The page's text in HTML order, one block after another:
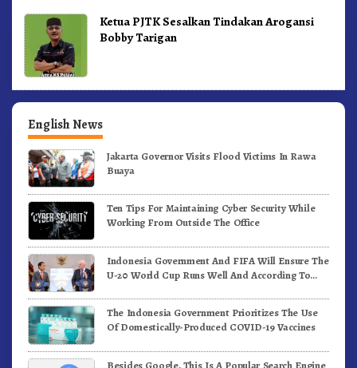
Ketua PJTK Sesalkan Tindakan Arogansi
Bobby Tarigan
English News
Jakarta Governor Visits Flood Victims In Rawa
Buaya
Ten Tips For Maintaining Cyber Security While
Working From Outside The Office
Indonesia Government And FIFA Will Ensure The
U-20 World Cup Runs Well And According To
The Indonesia Government Prioritizes The Use
Of Domestically-Produced COVID-19 Vaccines
Besides Google, This Is A Popular Search Engine